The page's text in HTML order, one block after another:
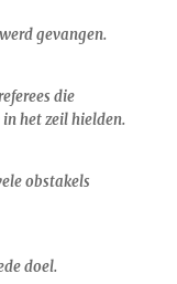
gevangen.
die
het zeil hielden.
obstakels
doel.